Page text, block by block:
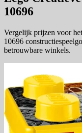
10696
Vergelijk prijzen voor
10696
betrouwbare winkels.